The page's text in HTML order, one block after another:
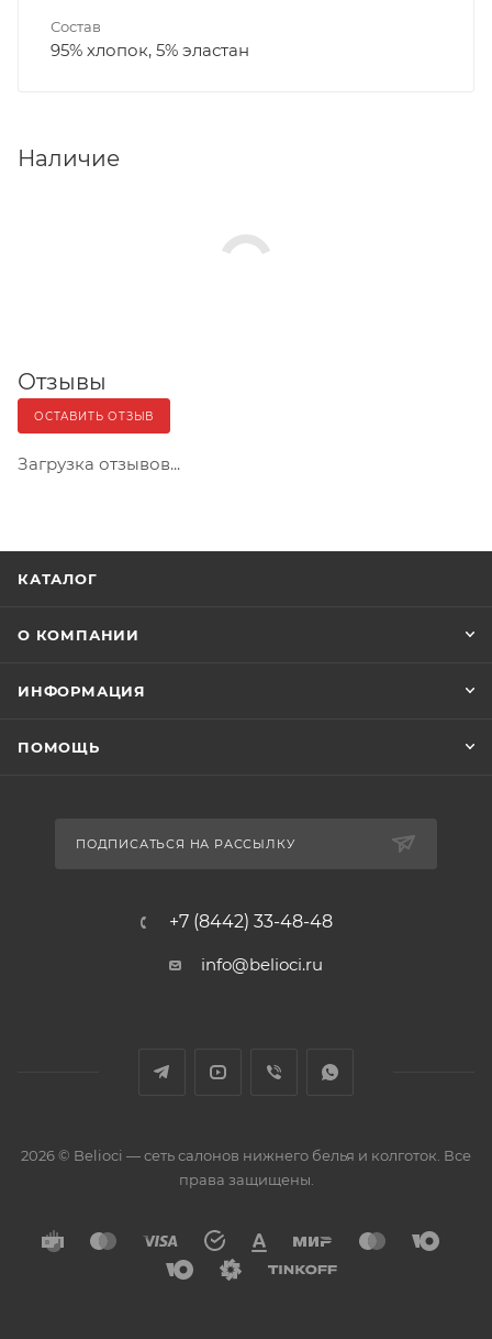
Состав
95% хлопок, 5% эластан
Наличие
Отзывы
ОСТАВИТЬ ОТЗЫВ
Загрузка отзывов...
КАТАЛОГ
О КОМПАНИИ
ИНФОРМАЦИЯ
ПОМОЩЬ
ПОДПИСАТЬСЯ НА РАССЫЛКУ
+7 (8442) 33-48-48
info@belioci.ru
2026 © Belioci — сеть салонов нижнего белья и колготок. Все
права защищены.